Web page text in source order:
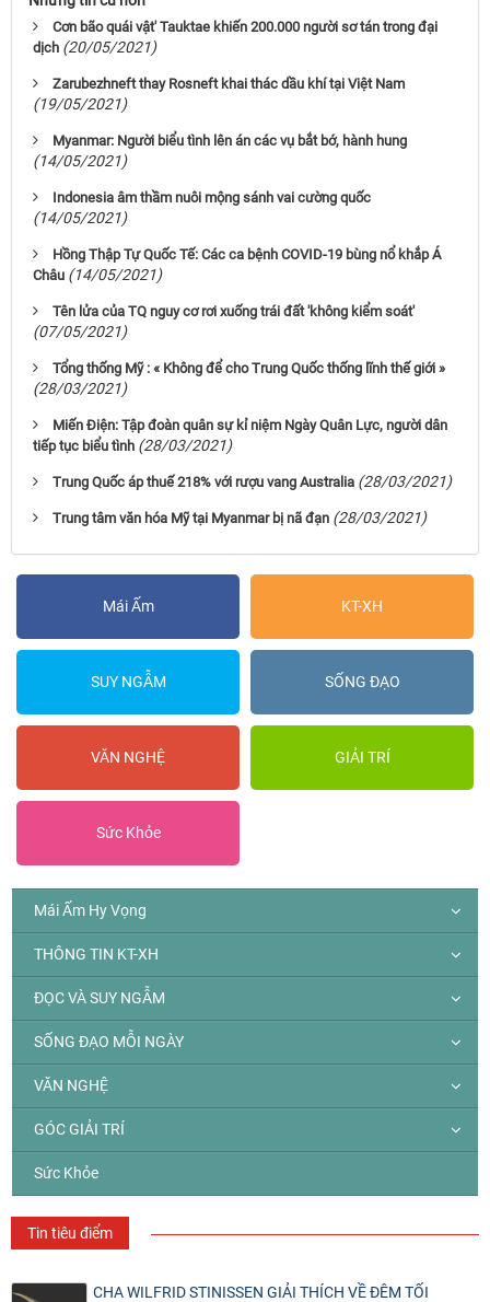
Cơn bão quái vật' Tauktae khiến 200.000 người sơ tán trong đại
dịch (20/05/2021)
Zarubezhneft thay Rosneft khai thác dầu khí tại Việt Nam
(19/05/2021)
Myanmar: Người biểu tình lên án các vụ bắt bớ, hành hung
(14/05/2021)
Indonesia âm thầm nuôi mộng sánh vai cường quốc
(14/05/2021)
Hồng Thập Tự Quốc Tế: Các ca bệnh COVID-19 bùng nổ khắp Á
Châu (14/05/2021)
Tên lửa của TQ nguy cơ rơi xuống trái đất 'không kiểm soát'
(07/05/2021)
Tổng thống Mỹ : « Không để cho Trung Quốc thống lĩnh thế giới »
(28/03/2021)
Miến Điện: Tập đoàn quân sự kỉ niệm Ngày Quân Lực, người dân
tiếp tục biểu tình (28/03/2021)
Trung Quốc áp thuế 218% với rượu vang Australia (28/03/2021)
Trung tâm văn hóa Mỹ tại Myanmar bị nã đạn (28/03/2021)
Mái Ấm KT-XH
SUY NGẪM SỐNG ĐẠO
VĂN NGHỆ GIẢI TRÍ
Sức Khỏe
Mái Ấm Hy Vọng
THÔNG TIN KT-XH
ĐỌC VÀ SUY NGẪM
SỐNG ĐẠO MỖI NGÀY
VĂN NGHỆ
GÓC GIẢI TRÍ
Sức Khỏe
Tin tiêu điểm
CHA WILFRID STINISSEN GIẢI THÍCH VỀ ĐÊM TỐI